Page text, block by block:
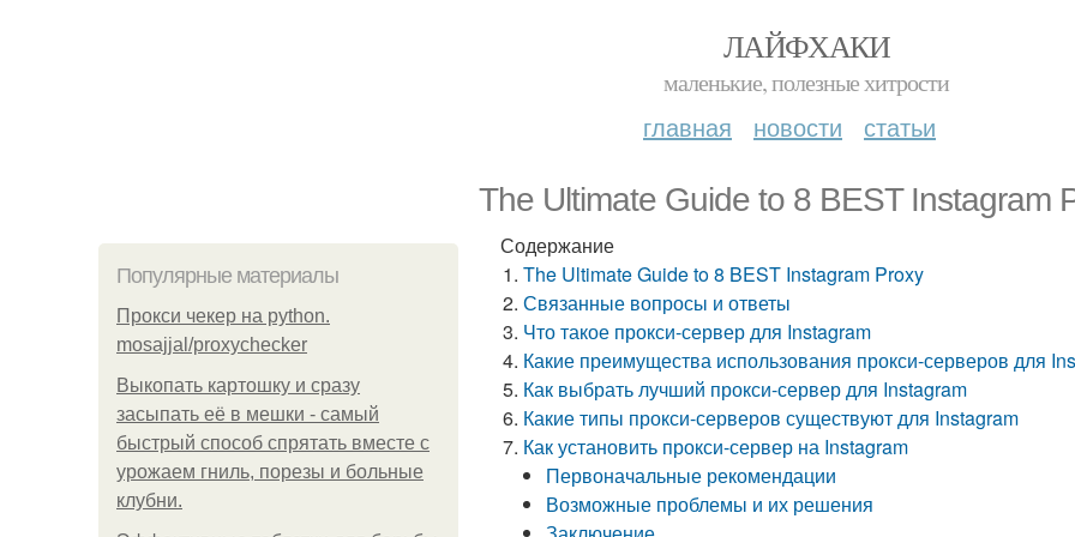
ЛАЙФХАКИ
маленькие, полезные хитрости
главная новости статьи
The Ultimate Guide to 8 BEST Instagram
Популярные материалы
Прокси чекер на python.
mosajjal/proxychecker
Выкопать картошку и сразу
засыпать её в мешки - самый
быстрый способ спрятать вместе с
урожаем гниль, порезы и больные
клубни.
Содержание
The Ultimate Guide to 8 BEST Instagram Proxy
Связанные вопросы и ответы
Что такое прокси-сервер для Instagram
Какие преимущества использования прокси-серверов для
Как выбрать лучший прокси-сервер для Instagram
Какие типы прокси-серверов существуют для Instagram
Как установить прокси-сервер на Instagram
Первоначальные рекомендации
Возможные проблемы и их решения